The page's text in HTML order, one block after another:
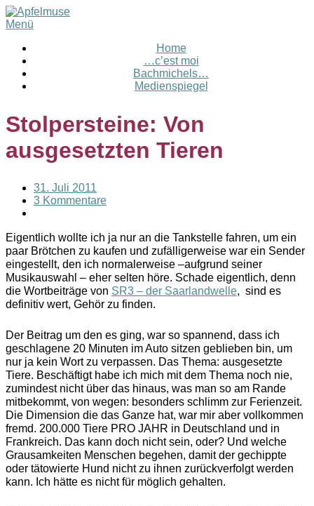
Menü
Home
…c’est moi
Bachmichels…
Medienspiegel
Stolpersteine: Von
ausgesetzten Tieren
31. Juli 2011
3 Kommentare
Eigentlich wollte ich ja nur an die Tankstelle fahren, um ein
paar Brötchen zu kaufen und zufälligerweise war ein Sender
eingestellt, den ich normalerweise –aufgrund seiner
Musikauswahl – eher selten höre. Schade eigentlich, denn
die Wortbeiträge von SR3 – der Saarlandwelle, sind es
definitiv wert, Gehör zu finden.
Der Beitrag um den es ging, war so spannend, dass ich
geschlagene 20 Minuten im Auto sitzen geblieben bin, um
nur ja kein Wort zu verpassen. Das Thema: ausgesetzte
Tiere. Beschäftigt habe ich mich mit dem Thema noch nie,
zumindest nicht über das hinaus, was man so am Rande
mitbekommt, von wegen: besonders schlimm zur Ferienzeit.
Die Dimension die das Ganze hat, war mir aber vollkommen
fremd. 200.000 Tiere PRO JAHR in Deutschland und in
Frankreich. Das kann doch nicht sein, oder? Und welche
Grausamkeiten Menschen begehen, damit der gechippte
oder tätowierte Hund nicht zu ihnen zurückverfolgt werden
kann. Ich hätte es nicht für möglich gehalten.